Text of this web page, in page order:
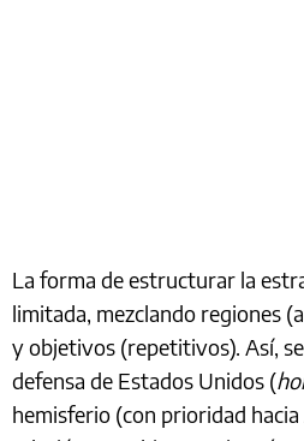
La forma de estructurar la
limitada, mezclando regiones
y objetivos (repetitivos). Así,
defensa de Estados Unidos (
hemisferio (con prioridad